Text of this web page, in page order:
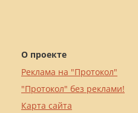
О проекте
Реклама на "Протокол"
"Протокол" без реклами!
Карта сайта